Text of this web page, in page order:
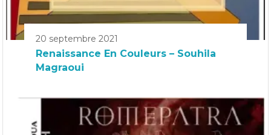
20 septembre 2021
Renaissance En Couleurs – Souhila
Magraoui